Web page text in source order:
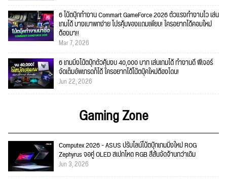
6 โน้ตบุ๊กทำงาน Commart GameForce 2026 ตัวแรงทำงานไว เล่น
เกมได้ บางเบาพกง่าย โปรคุ้มของแถมเพียบ! ใครอยากได้คอมใหม่
ต้องมา!!
Mar 7, 2026
6 เกมมิ่งโน้ตบุ๊กตัวคุ้มงบ 40,000 บาท เล่นเกมได้ ทำงานดี ฟีเจอร์
จัดเต็มอัพเกรดก็ได้ ใครอยากได้โน้ตบุ๊คใหม่ต้องโดน!
Jun 22, 2026
Gaming Zone
Computex 2026 - ASUS ปรับไลน์โน้ตบุ๊กเกมมิ่งใหม่ ROG
Zephyrus จอคู่ OLED สเปกโหด RGB สีสันจัดจ้านกว่าเดิม
Jun 3, 2026